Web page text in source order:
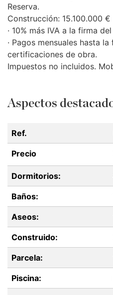
Reserva.
Construcción: 15.100.000 €
· 10% más IVA a la firma
· Pagos mensuales hasta
certificaciones de obra.
Impuestos no incluidos.
Aspectos
Ref.
Precio
Dormitorios:
Baños:
Aseos:
Construido:
Parcela:
Piscina: